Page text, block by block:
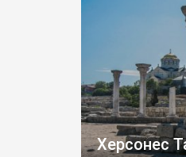
візантійської
культурної
Офіційно – на
влада в Україні
Херсонес